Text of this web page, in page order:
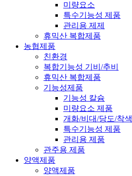
미량요소
특수기능성 제품
관리용 제제
휴믹산 복합제품
농협제품
친환경
복합기능성 기비/추비
휴믹산 복합제품
기능성제품
기능성 칼슘
미량요소 제품
개화/비대/당도/착색
특수기능성 제품
관리용 제품
관주용 제품
양액제품
양액제품